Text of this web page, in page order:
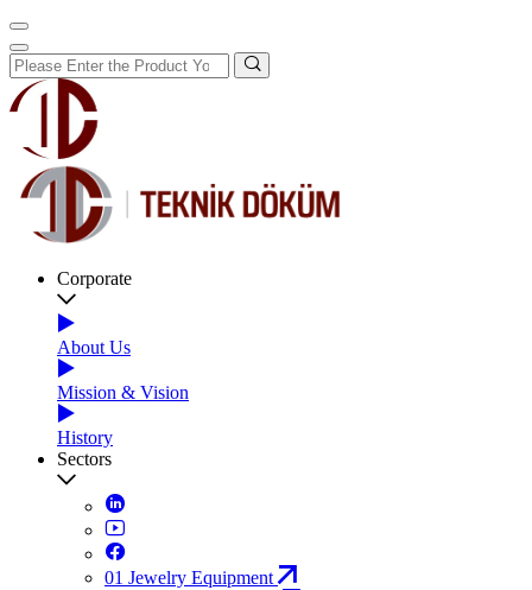
Corporate
About Us
Mission & Vision
History
Sectors
01 Jewelry Equipment